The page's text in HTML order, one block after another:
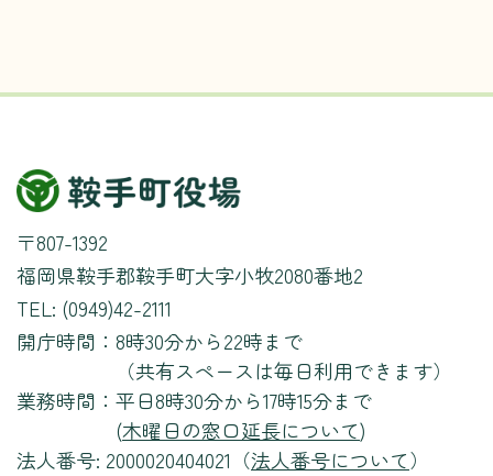
〒807-1392
福岡県鞍手郡鞍手町大字小牧2080番地2
TEL: (0949)42-2111
開庁時間： 8時30分から22時まで
（共有スペースは毎日利用できます）
業務時間： 平日8時30分から17時15分まで
(木曜日の窓口延長について)
法人番号: 2000020404021（法人番号について）